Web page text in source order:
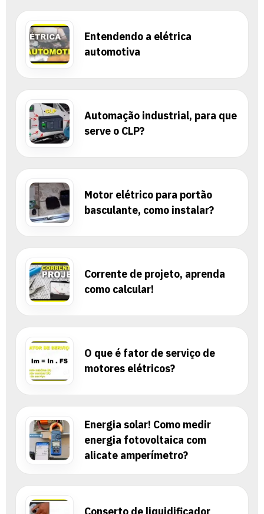
Entendendo a elétrica
automotiva
Automação industrial, para que
serve o CLP?
Motor elétrico para portão
basculante, como instalar?
Corrente de projeto, aprenda
como calcular!
O que é fator de serviço de
motores elétricos?
Energia solar! Como medir
energia fotovoltaica com
alicate amperímetro?